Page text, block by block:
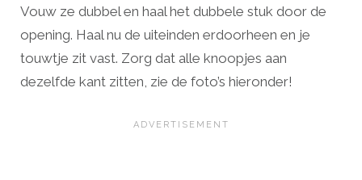
Vouw ze dubbel en haal het dubbele stuk door de
opening. Haal nu de uiteinden erdoorheen en je
touwtje zit vast. Zorg dat alle knoopjes aan
dezelfde kant zitten, zie de foto’s hieronder!